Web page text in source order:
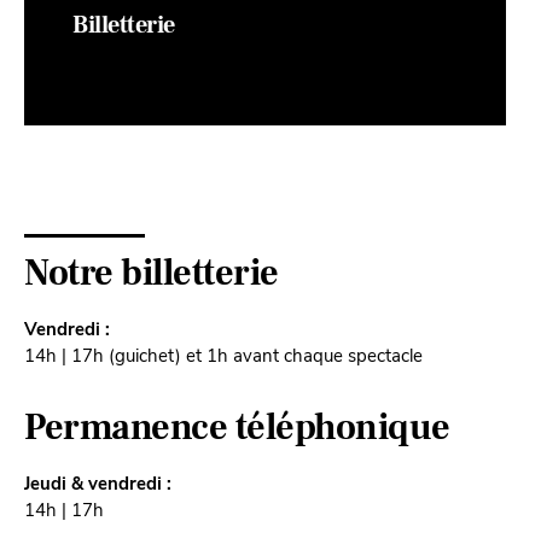
Billetterie
Notre billetterie
Vendredi :
14h | 17h (guichet) et 1h avant chaque spectacle
Permanence téléphonique
Jeudi & vendredi :
14h | 17h